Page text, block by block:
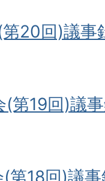
20回)議事
(第19回)議
(第18回)議